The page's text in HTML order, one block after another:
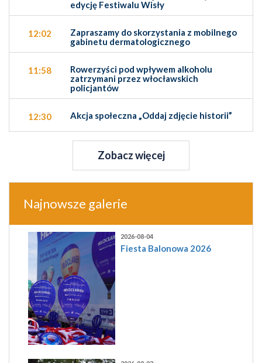
edycję Festiwalu Wisły
12:02
Zapraszamy do skorzystania z mobilnego
gabinetu dermatologicznego
11:58
Rowerzyści pod wpływem alkoholu
zatrzymani przez włocławskich
policjantów
12:30 Akcja społeczna „Oddaj zdjęcie historii”
Zobacz więcej
Najnowsze galerie
2026-08-04
Fiesta Balonowa 2026